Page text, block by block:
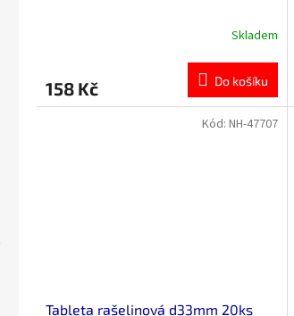
Skladem
158 Kč Do košíku
Tableta rašelinová d33mm 20ks
Kód: NH-47707